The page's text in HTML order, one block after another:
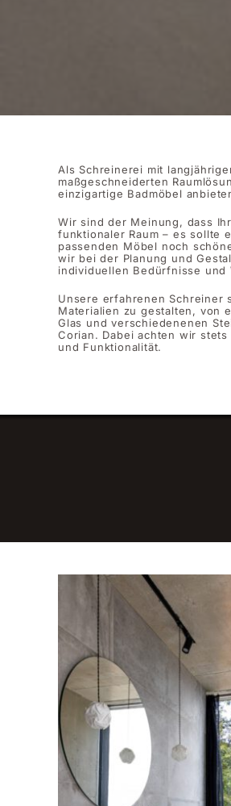
Als Schreinerei mit
maßgeschneiderten
einzigartige Badmöbel
Wir sind der Meinung, dass
funktionaler Raum – es sollte
passenden Möbel noch
wir bei der Planung und
individuellen Bedürfnisse und
Unsere erfahrenen Schreiner
Materialien zu gestalten, von
Glas und verschiedenenen
Corian. Dabei achten wir
und Funktionalität.